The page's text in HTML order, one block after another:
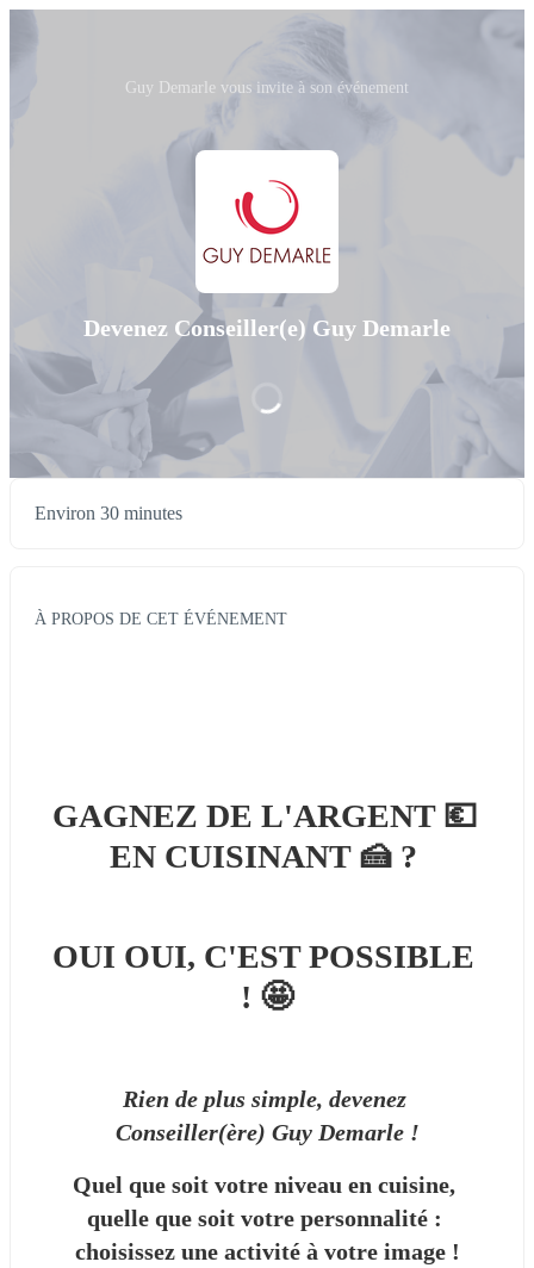
Guy Demarle vous invite à son événement
Devenez Conseiller(e) Guy Demarle
Environ 30 minutes
À PROPOS DE CET ÉVÉNEMENT
GAGNEZ DE L'ARGENT 💶
EN CUISINANT 🍰 ?
OUI OUI, C'EST POSSIBLE
! 🤩
Rien de plus simple, devenez
Conseiller(ère) Guy Demarle !
Quel que soit votre niveau en cuisine,
quelle que soit votre personnalité :
choisissez une activité à votre image !